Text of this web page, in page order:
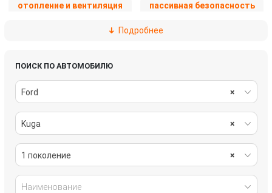
отопление и вентиляция пассивная безопасность
рулевое управление
салон
стеклоочистители топливная система
тормозная система
электрика
Подробнее
ПОИСК ПО АВТОМОБИЛЮ
×
Ford
×
Kuga
×
1 поколение
Наименование